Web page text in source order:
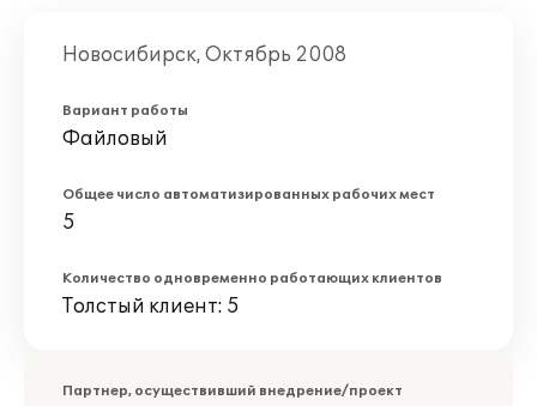
Новосибирск, Октябрь 2008
Вариант работы
Файловый
Общее число автоматизированных рабочих мест
5
Количество одновременно работающих клиентов
Толстый клиент: 5
Партнер, осуществивший внедрение/проект